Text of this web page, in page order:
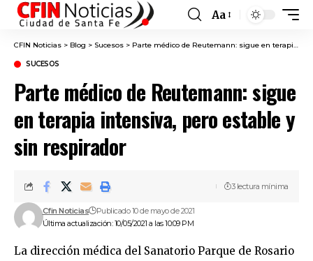
Font
Resizer
Aa
CFIN Noticias > Blog > Sucesos > Parte médico de Reutemann: sigue en terapia intensiva, pero estable y sin respirador
SUCESOS
Parte médico de Reutemann: sigue
en terapia intensiva, pero estable y
sin respirador
Última actualización: 10/05/2021 a las 10:09 PM
Cfin Noticias Publicado 10 de mayo de 2021
3 lectura mínima
La dirección médica del Sanatorio Parque de Rosario